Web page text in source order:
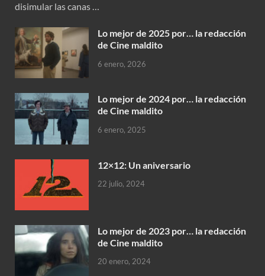
disimular las canas …
Lo mejor de 2025 por… la redacción
de Cine maldito
6 enero, 2026
Lo mejor de 2024 por… la redacción
de Cine maldito
6 enero, 2025
12×12: Un aniversario
22 julio, 2024
Lo mejor de 2023 por… la redacción
de Cine maldito
20 enero, 2024